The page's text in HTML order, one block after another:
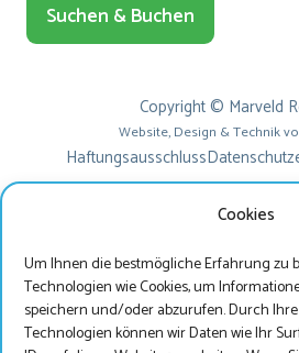
Cookies
Um Ihnen die bestmögliche Erfahrung zu
Technologien wie Cookies, um
speichern und/oder abzurufen. Durch
Technologien können wir Daten wie Ihr
Suchen & Buchen
Copyright © Marveld
Website, Design & Technik
Haftungsausschluss